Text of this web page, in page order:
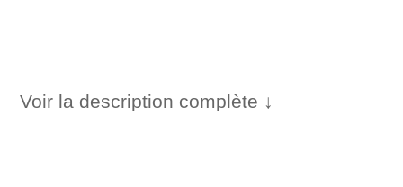
Voir la description complète ↓